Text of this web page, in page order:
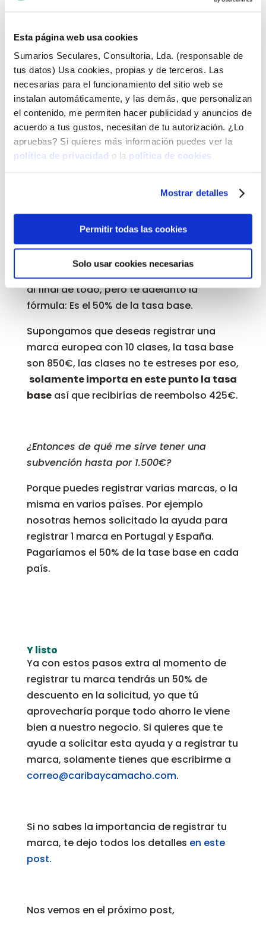
Esta página web usa cookies
Sumarios Seculares, Consultoria, Lda. (responsable de
tus datos) Usa cookies, propias y de terceros. Las
necesarias para el funcionamiento del sitio web se
instalan automáticamente, y las demás, que personalizan
el contenido, me permiten hacer publicidad y anuncios de
acuerdo a tus gustos, necesitan de tu autorización. ¿Lo
apruebas? Si quieres más información puedes ver la
política de privacidad o la política de cookies
Mostrar detalles
Permitir todas las cookies
Solo usar cookies necesarias
a intentar. Si te lo aceptan, tienes 30 días
para solicitar tu marca, hacer el pago y a
través del enlace que te envían, pedir tu
reembolso.
Cómo se cuánto me van a reembolsar
al final de todo, pero te adelanto la
fórmula: Es el 50% de la tasa base.
Supongamos que deseas registrar una
marca europea con 10 clases, la tasa base
son 850€, las clases no te estreses por eso,
solamente importa en este punto la tasa
baseasí que recibirías de reembolso 425€.
¿Entonces de qué me sirve tener una
subvención hasta por 1.500€?
Porque puedes registrar varias marcas, o la
misma en varios países. Por ejemplo
nosotras hemos solicitado la ayuda para
registrar 1 marca en Portugal y España.
Pagaríamos el 50% de la tase base en cada
país.
Y listo
Ya con estos pasos extra al momento de
registrar tu marca tendrás un 50% de
descuento en la solicitud, yo que tú
aprovecharía porque todo ahorro le viene
bien a nuestro negocio. Si quieres que te
ayude a solicitar esta ayuda y a registrar tu
marca, solamente tienes que escribirme a
correo@caribaycamacho.com.
Si no sabes la importancia de registrar tu
marca, te dejo todos los detalles en este
post.
Nos vemos en el próximo post,